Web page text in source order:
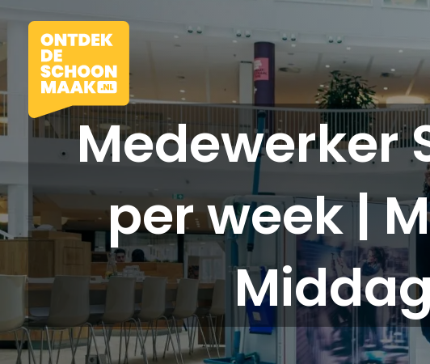
Medewerker
per week |
Vacatures
Beroepen
Werkomgevingen
Opleidingen